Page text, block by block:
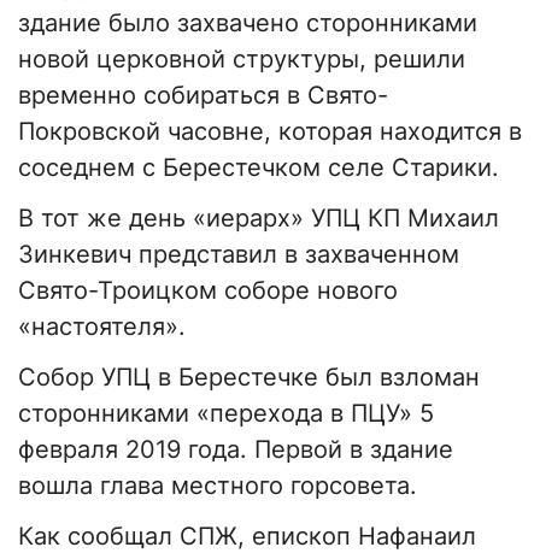
здание было захвачено сторонниками
новой церковной структуры, решили
временно собираться в Свято-
Покровской часовне, которая находится в
соседнем с Берестечком селе Старики.
В тот же день «иерарх» УПЦ КП Михаил
Зинкевич представил в захваченном
Свято-Троицком соборе нового
«настоятеля».
Собор УПЦ в Берестечке был взломан
сторонниками «перехода в ПЦУ» 5
февраля 2019 года. Первой в здание
вошла глава местного горсовета.
Как сообщал СПЖ, епископ Нафанаил